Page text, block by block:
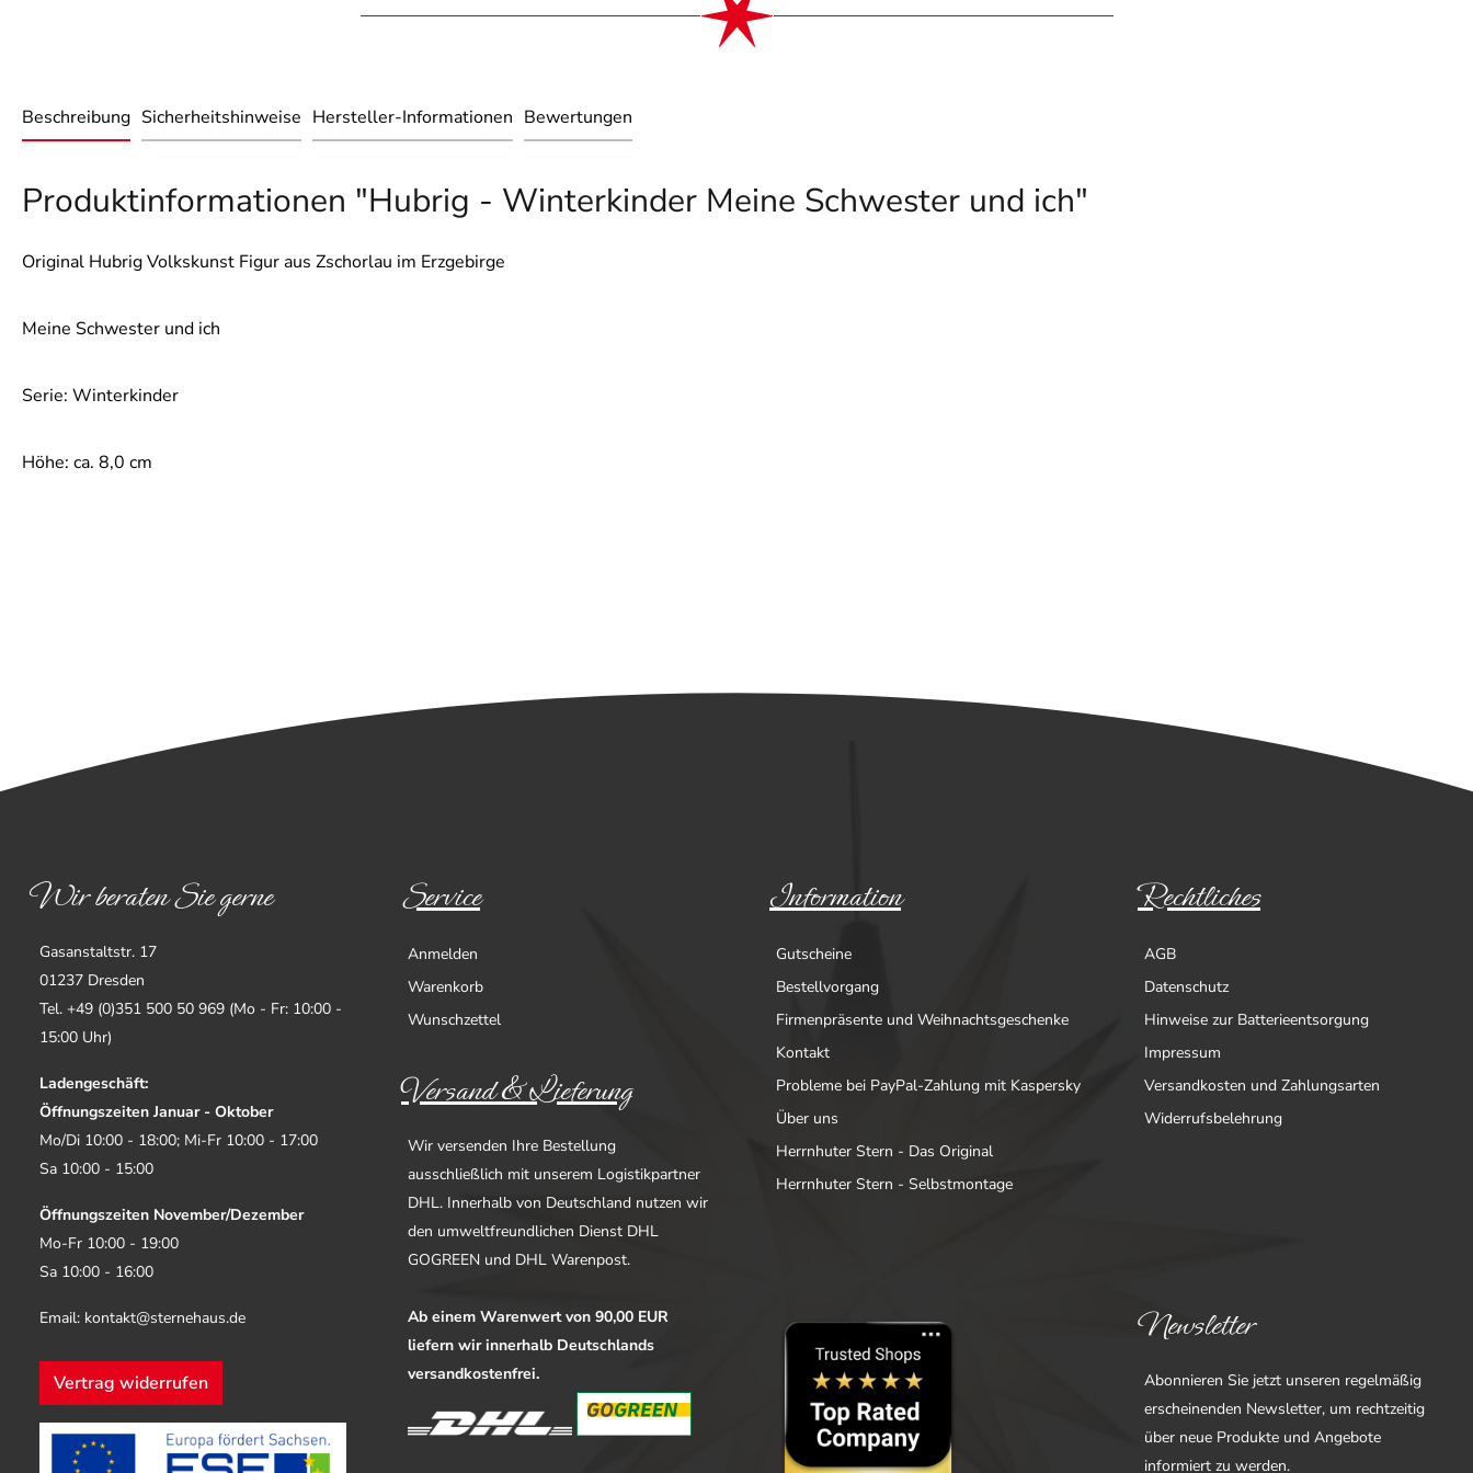
Beschreibung Sicherheitshinweise Hersteller-Informationen Bewertungen
Produktinformationen "Hubrig - Winterkinder Meine Schwester und ich"
Original Hubrig Volkskunst Figur aus Zschorlau im Erzgebirge
Meine Schwester und ich
Serie: Winterkinder
Höhe: ca. 8,0 cm
Wir beraten Sie gerne
Gasanstaltstr. 17
01237 Dresden
Tel. +49 (0)351 500 50 969 (Mo - Fr: 10:00 -
15:00 Uhr)
Ladengeschäft:
Öffnungszeiten Januar - Oktober
Mo/Di 10:00 - 18:00; Mi-Fr 10:00 - 17:00
Sa 10:00 - 15:00
Öffnungszeiten November/Dezember
Mo-Fr 10:00 - 19:00
Sa 10:00 - 16:00
Email: kontakt@sternehaus.de
Vertrag widerrufen
Service
Anmelden
Warenkorb
Wunschzettel
Information
Gutscheine
Bestellvorgang
Firmenpräsente und Weihnachtsgeschenke
Kontakt
Probleme bei PayPal-Zahlung mit Kaspersky
Über uns
Herrnhuter Stern - Das Original
Herrnhuter Stern - Selbstmontage
Rechtliches
AGB
Datenschutz
Hinweise zur Batterieentsorgung
Impressum
Versandkosten und Zahlungsarten
Widerrufsbelehrung
Versand & Lieferung
Wir versenden Ihre Bestellung
ausschließlich mit unserem Logistikpartner
DHL. Innerhalb von Deutschland nutzen wir
den umweltfreundlichen Dienst DHL
GOGREEN und DHL Warenpost.
Ab einem Warenwert von 90,00 EUR
liefern wir innerhalb Deutschlands
versandkostenfrei.
Newsletter
Abonnieren Sie jetzt unseren regelmäßig
erscheinenden Newsletter, um rechtzeitig
über neue Produkte und Angebote
informiert zu werden.